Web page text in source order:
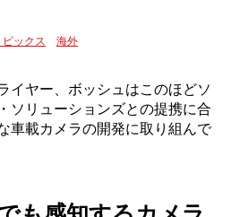
ピックス 海外
イヤー、ボッシュはこのほどソ
ソリューションズとの提携に合
車載カメラの開発に取り組んで